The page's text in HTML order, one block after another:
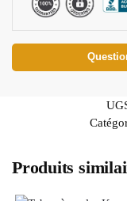
Produits